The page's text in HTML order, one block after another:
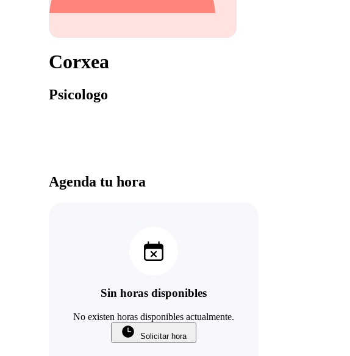
Corxea
Psicologo
Agenda tu hora
Sin horas disponibles
No existen horas disponibles actualmente.
Solicitar hora